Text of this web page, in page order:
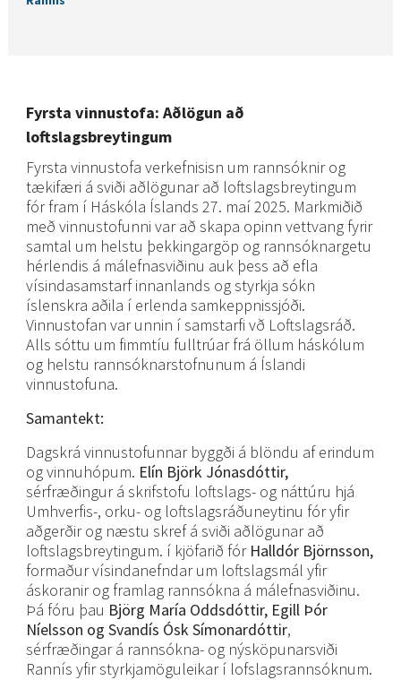
Fyrsta vinnustofa: Aðlögun að
loftslagsbreytingum
Fyrsta vinnustofa verkefnisisn um rannsóknir og
tækifæri á sviði aðlögunar að loftslagsbreytingum
fór fram í Háskóla Íslands 27. maí 2025. Markmiðið
með vinnustofunni var að skapa opinn vettvang fyrir
samtal um helstu þekkingargöp og rannsóknargetu
hérlendis á málefnasviðinu auk þess að efla
vísindasamstarf innanlands og styrkja sókn
íslenskra aðila í erlenda samkeppnissjóði.
Vinnustofan var unnin í samstarfi vð Loftslagsráð.
Alls sóttu um fimmtíu fulltrúar frá öllum háskólum
og helstu rannsóknarstofnunum á Íslandi
vinnustofuna.
Samantekt:
Dagskrá vinnustofunnar byggði á blöndu af erindum
og vinnuhópum. Elín Björk Jónasdóttir,
sérfræðingur á skrifstofu loftslags- og náttúru hjá
Umhverfis-, orku- og loftslagsráðuneytinu fór yfir
aðgerðir og næstu skref á sviði aðlögunar að
loftslagsbreytingum. í kjöfarið fór Halldór Björnsson,
formaður vísindanefndar um loftslagsmál yfir
áskoranir og framlag rannsókna á málefnasviðinu.
Þá fóru þau Björg María Oddsdóttir, Egill Þór
Níelsson og Svandís Ósk Símonardóttir,
sérfræðingar á rannsókna- og nýsköpunarsviði
Rannís yfir styrkjamöguleikar í lofslagsrannsóknum.